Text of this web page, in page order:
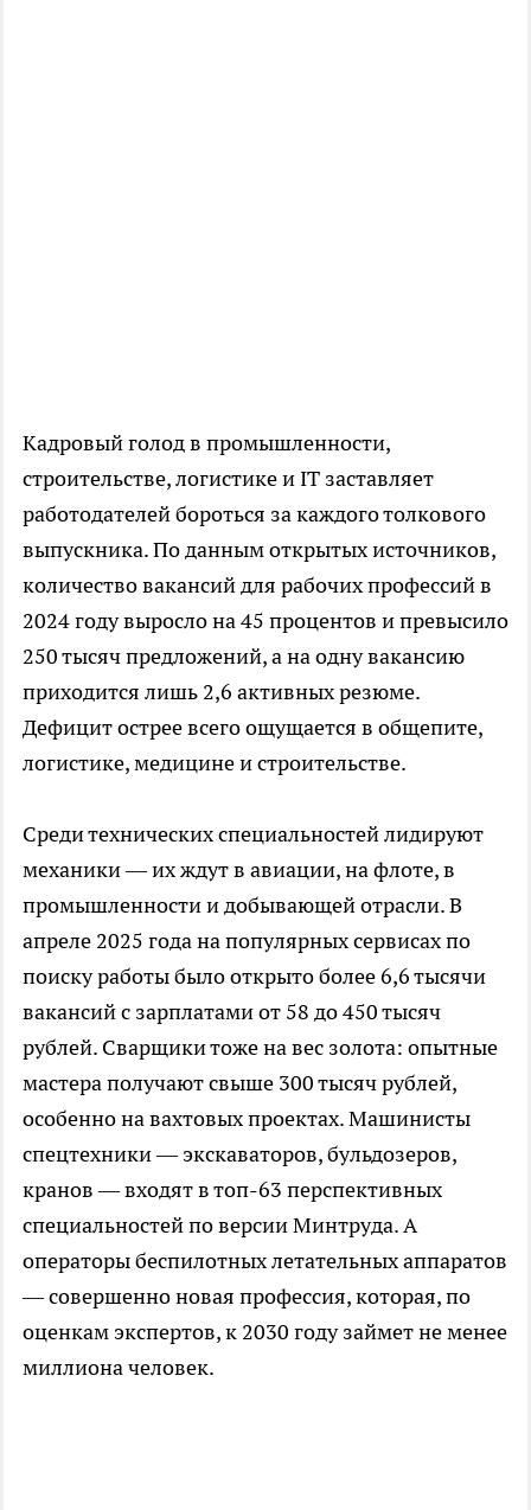
Кадровый голод в промышленности,
строительстве, логистике и IT заставляет
работодателей бороться за каждого толкового
выпускника. По данным открытых источников,
количество вакансий для рабочих профессий в
2024 году выросло на 45 процентов и превысило
250 тысяч предложений, а на одну вакансию
приходится лишь 2,6 активных резюме.
Дефицит острее всего ощущается в общепите,
логистике, медицине и строительстве.
Среди технических специальностей лидируют
механики — их ждут в авиации, на флоте, в
промышленности и добывающей отрасли. В
апреле 2025 года на популярных сервисах по
поиску работы было открыто более 6,6 тысячи
вакансий с зарплатами от 58 до 450 тысяч
рублей. Сварщики тоже на вес золота: опытные
мастера получают свыше 300 тысяч рублей,
особенно на вахтовых проектах. Машинисты
спецтехники — экскаваторов, бульдозеров,
кранов — входят в топ-63 перспективных
специальностей по версии Минтруда. А
операторы беспилотных летательных аппаратов
— совершенно новая профессия, которая, по
оценкам экспертов, к 2030 году займет не менее
миллиона человек.